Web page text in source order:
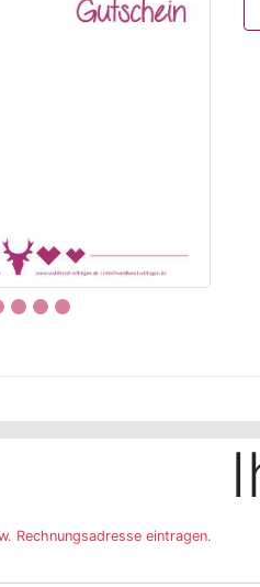
nur mit der Maus
Rechnungsadresse eintragen.